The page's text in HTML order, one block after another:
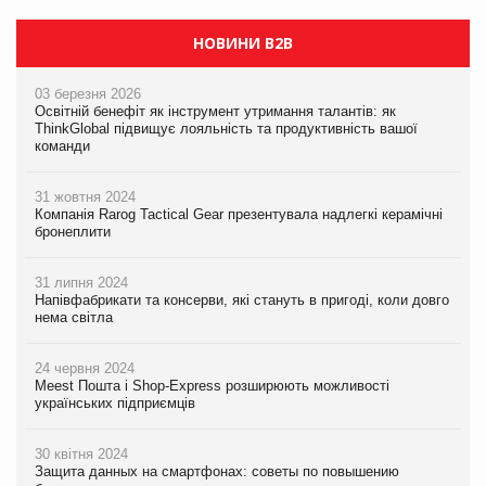
НОВИНИ B2B
03 березня 2026
Освітній бенефіт як інструмент утримання талантів: як
ThinkGlobal підвищує лояльність та продуктивність вашої
команди
31 жовтня 2024
Компанія Rarog Tactical Gear презентувала надлегкі керамічні
бронеплити
31 липня 2024
Напівфабрикати та консерви, які стануть в пригоді, коли довго
нема світла
24 червня 2024
Meest Пошта і Shop-Express розширюють можливості
українських підприємців
30 квітня 2024
Защита данных на смартфонах: советы по повышению